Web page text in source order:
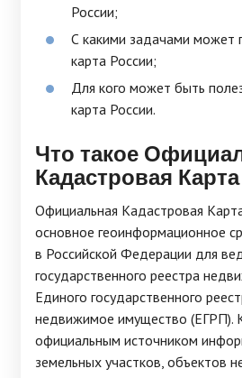
России;
С какими задачами может
карта России;
Для кого может быть
карта России.
Что такое
Кадастровая
Официальная Кадастровая
основное геоинформационное
в Российской Федерации для
государственного реестра
Единого государственного
недвижимое имущество (ЕГРП).
официальным источником
земельных участков, объектов